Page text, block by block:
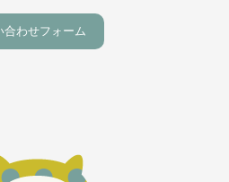
合わせフォーム